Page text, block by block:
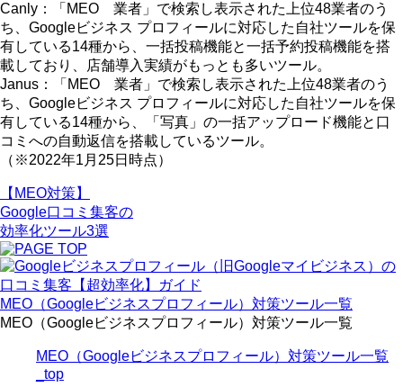
Canly：「MEO 業者」で検索し表示された上位48業者のう
ち、Googleビジネス プロフィールに対応した自社ツールを保
有している14種から、一括投稿機能と一括予約投稿機能を搭
載しており、店舗導入実績がもっとも多いツール。
Janus：「MEO 業者」で検索し表示された上位48業者のう
ち、Googleビジネス プロフィールに対応した自社ツールを保
有している14種から、「写真」の一括アップロード機能と口
コミへの自動返信を搭載しているツール。
（※2022年1月25日時点）
【MEO対策】
Google口コミ集客の
効率化ツール3選
MEO（Googleビジネスプロフィール）対策ツール一覧
MEO（Googleビジネスプロフィール）対策ツール一覧
MEO（Googleビジネスプロフィール）対策ツール一覧
_top